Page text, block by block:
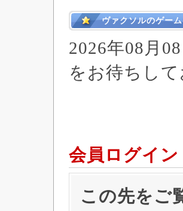
ヴァクソルのゲー
2026年08月
をお待ちし
会員ログイン
この先をご